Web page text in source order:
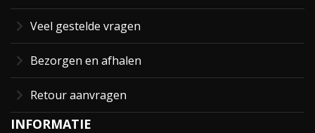
Veel gestelde vragen
Bezorgen en afhalen
Retour aanvragen
INFORMATIE